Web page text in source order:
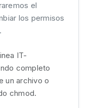
el
los permisos
IT-
completo
un archivo o
chmod.